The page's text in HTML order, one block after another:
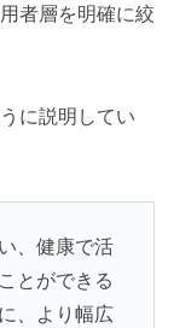
者層を明確に絞
に説明してい
、健康で活
とができる
、より幅広